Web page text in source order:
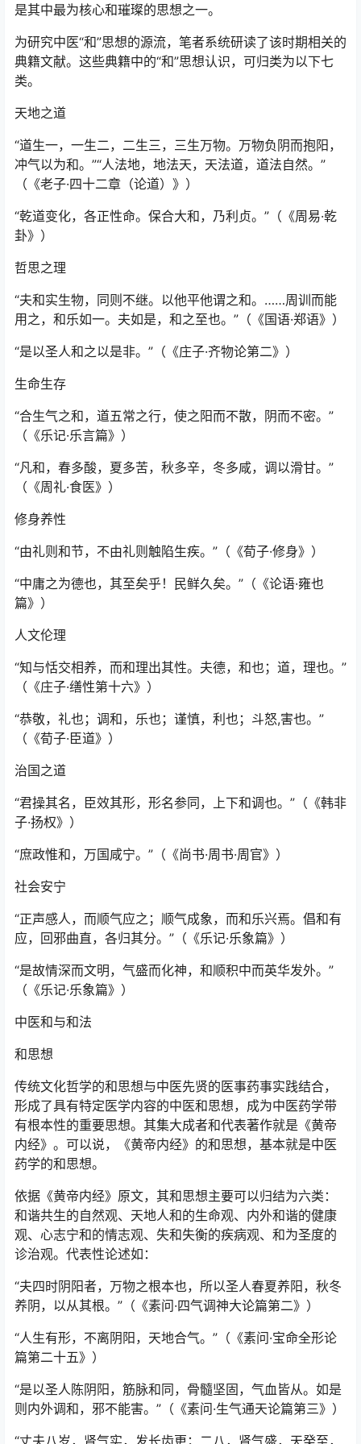
是其中最为核心和璀璨的思想之一。
为研究中医“和”思想的源流，笔者系统研读了该时期相关的
典籍文献。这些典籍中的“和”思想认识，可归类为以下七
类。
天地之道
“道生一，一生二，二生三，三生万物。万物负阴而抱阳，
冲气以为和。”“人法地，地法天，天法道，道法自然。”
（《老子·四十二章（论道）》）
“乾道变化，各正性命。保合大和，乃利贞。”（《周易·乾
卦》）
哲思之理
“夫和实生物，同则不继。以他平他谓之和。……周训而能
用之，和乐如一。夫如是，和之至也。”（《国语·郑语》）
“是以圣人和之以是非。”（《庄子·齐物论第二》）
生命生存
“合生气之和，道五常之行，使之阳而不散，阴而不密。”
（《乐记·乐言篇》）
“凡和，春多酸，夏多苦，秋多辛，冬多咸，调以滑甘。”
（《周礼·食医》）
修身养性
“由礼则和节，不由礼则触陷生疾。”（《荀子·修身》）
“中庸之为德也，其至矣乎！民鲜久矣。”（《论语·雍也
篇》）
人文伦理
“知与恬交相养，而和理出其性。夫德，和也；道，理也。”
（《庄子·缮性第十六》）
“恭敬，礼也；调和，乐也；谨慎，利也；斗怒,害也。”
（《荀子·臣道》）
治国之道
“君操其名，臣效其形，形名参同，上下和调也。”（《韩非
子·扬权》）
“庶政惟和，万国咸宁。”（《尚书·周书·周官》）
社会安宁
“正声感人，而顺气应之；顺气成象，而和乐兴焉。倡和有
应，回邪曲直，各归其分。”（《乐记·乐象篇》）
“是故情深而文明，气盛而化神，和顺积中而英华发外。”
（《乐记·乐象篇》）
中医和与和法
和思想
传统文化哲学的和思想与中医先贤的医事药事实践结合，
形成了具有特定医学内容的中医和思想，成为中医药学带
有根本性的重要思想。其集大成者和代表著作就是《黄帝
内经》。可以说，《黄帝内经》的和思想，基本就是中医
药学的和思想。
依据《黄帝内经》原文，其和思想主要可以归结为六类：
和谐共生的自然观、天地人和的生命观、内外和谐的健康
观、心志宁和的情志观、失和失衡的疾病观、和为圣度的
诊治观。代表性论述如：
“夫四时阴阳者，万物之根本也，所以圣人春夏养阳，秋冬
养阴，以从其根。”（《素问·四气调神大论篇第二》）
“人生有形，不离阴阳，天地合气。”（《素问·宝命全形论
篇第二十五》）
“是以圣人陈阴阳，筋脉和同，骨髓坚固，气血皆从。如是
则内外调和，邪不能害。”（《素问·生气通天论篇第三》）